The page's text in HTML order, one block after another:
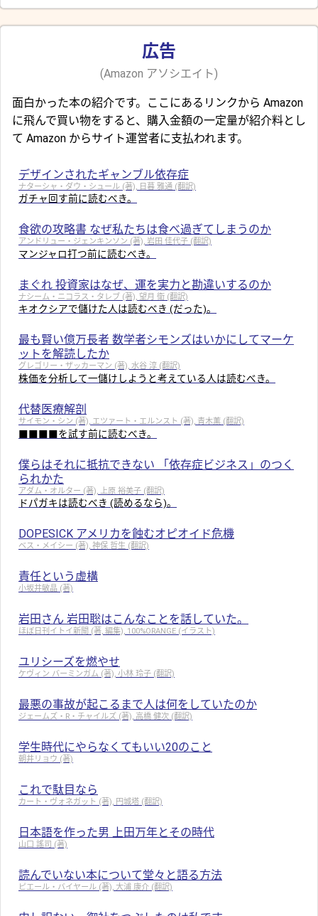
広告
(Amazon アソシエイト)
面白かった本の紹介です。ここにあるリンクから Amazon
に飛んで買い物をすると、購入金額の一定量が紹介料とし
て Amazon からサイト運営者に支払われます。
デザインされたギャンブル依存症
ナターシャ・ダウ・シュール (著), 日暮 雅通 (翻訳)
ガチャ回す前に読むべき。
食欲の攻略書 なぜ私たちは食べ過ぎてしまうのか
アンドリュー・ジェンキンソン (著), 岩田 佳代子 (翻訳)
マンジャロ打つ前に読むべき。
まぐれ 投資家はなぜ、運を実力と勘違いするのか
ナシーム・ニコラス・タレブ (著), 望月 衛 (翻訳)
キオクシアで儲けた人は読むべき (だった)。
最も賢い億万長者 数学者シモンズはいかにしてマーケ
ットを解読したか
グレゴリー・ザッカーマン (著), 水谷 淳 (翻訳)
株価を分析して一儲けしようと考えている人は読むべき。
代替医療解剖
サイモン・シン (著), エツァート・エルンスト (著), 青木薫 (翻訳)
■■■■を試す前に読むべき。
僕らはそれに抵抗できない 「依存症ビジネス」のつく
られかた
アダム・オルター (著), 上原 裕美子 (翻訳)
ドパガキは読むべき (読めるなら)。
DOPESICK アメリカを蝕むオピオイド危機
ベス・メイシー (著), 神保 哲生 (翻訳)
責任という虚構
小坂井敏晶 (著)
岩田さん 岩田聡はこんなことを話していた。
ほぼ日刊イトイ新聞 (著, 編集), 100%ORANGE (イラスト)
ユリシーズを燃やせ
ケヴィン バーミンガム (著), 小林 玲子 (翻訳)
最悪の事故が起こるまで人は何をしていたのか
ジェームズ・R・チャイルズ (著), 高橋 健次 (翻訳)
学生時代にやらなくてもいい20のこと
朝井リョウ (著)
これで駄目なら
カート・ヴォネガット (著), 円城塔 (翻訳)
日本語を作った男 上田万年とその時代
山口 謠司 (著)
読んでいない本について堂々と語る方法
ピエール・バイヤール (著), 大浦 康介 (翻訳)